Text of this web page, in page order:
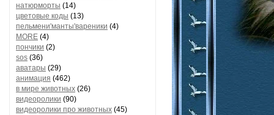
натюрморты (14)
цветовые коды (13)
пельмени'манты'вареники (4)
MORE (4)
пончики (2)
sos (36)
аватары (29)
анимация (462)
в мире животных (26)
видеоролики (90)
видеоролики про животных (45)